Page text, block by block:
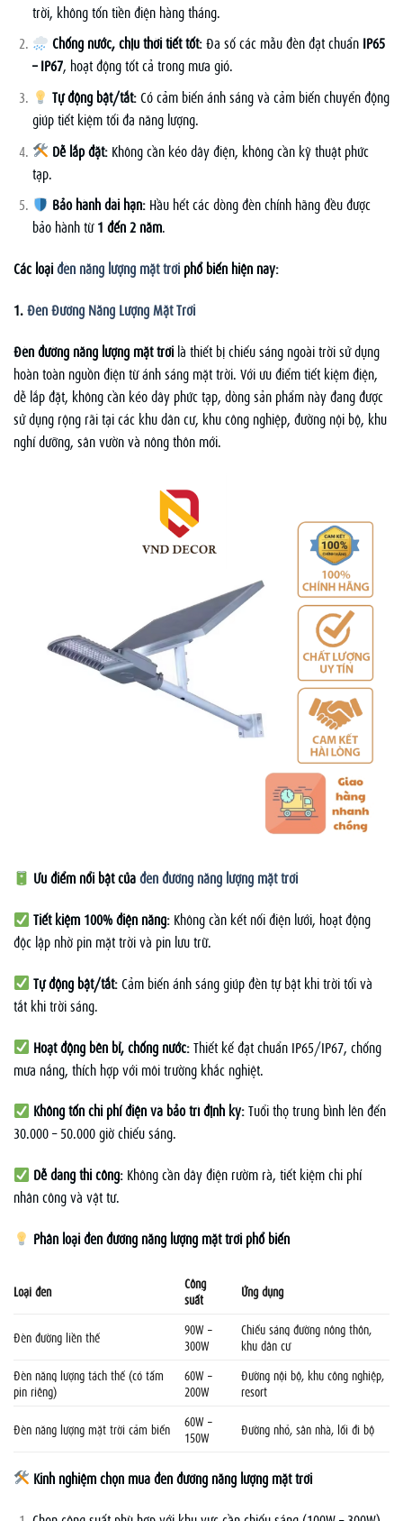
trời, không tốn tiền điện hàng tháng.
Chống nước, chịu thời tiết tốt:Đa số các mẫu đèn đạt chuẩn IP65
– IP67, hoạt động tốt cả trong mưa gió.
Tự động bật/tắt:Có cảm biến ánh sáng và cảm biến chuyển động
giúp tiết kiệm tối đa năng lượng.
Dễ lắp đặt: Không cần kéo dây điện, không cần kỹ thuật phức
tạp.
Bảo hành dài hạn: Hầu hết các dòng đèn chính hãng đều được
bảo hành từ1 đến 2 năm.
Các loạiđèn năng lượng mặt trời phổ biến hiện nay:
1.Đèn Đường Năng Lượng Mặt Trời
Đèn đường năng lượng mặt trời là thiết bị chiếu sáng ngoài trời sử dụng
hoàn toàn nguồn điện từ ánh sáng mặt trời. Với ưu điểm tiết kiệm điện,
dễ lắp đặt, không cần kéo dây phức tạp, dòng sản phẩm này đang được
sử dụng rộng rãi tại các khu dân cư, khu công nghiệp, đường nội bộ, khu
nghỉ dưỡng, sân vườn và nông thôn mới.
Ưu điểm nổi bật củađèn đường năng lượng mặt trời
Tiết kiệm 100% điện năng: Không cần kết nối điện lưới, hoạt động
độc lập nhờ pin mặt trời và pin lưu trữ.
Tự động bật/tắt:Cảm biến ánh sáng giúp đèn tự bật khi trời tối và
tắt khi trời sáng.
Hoạt động bền bỉ, chống nước:Thiết kế đạt chuẩn IP65/IP67, chống
mưa nắng, thích hợp với môi trường khắc nghiệt.
Không tốn chi phí điện và bảo trì định kỳ:Tuổi thọ trung bình lên đến
30.000 – 50.000 giờ chiếu sáng.
Dễ dàng thi công: Không cần dây điện rườm rà, tiết kiệm chi phí
nhân công và vật tư.
Phân loại đèn đường năng lượng mặt trời phổ biến
Loại đèn
Công
suất
Ứng dụng
Đèn đường liền thể
90W –
300W
Chiếu sáng đường nông thôn,
khu dân cư
Đèn năng lượng tách thể (có tấm
pin riêng)
60W –
200W
Đường nội bộ, khu công nghiệp,
resort
Đèn năng lượng mặt trời cảm biến
60W –
150W
Đường nhỏ, sân nhà, lối đi bộ
Kinh nghiệm chọn mua đèn đường năng lượng mặt trời